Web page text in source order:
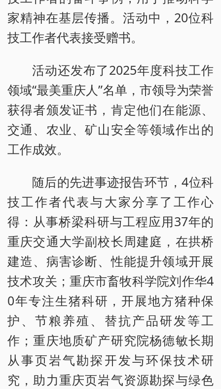
家精神在基层传播。活动中，20位科
技工作者代表接受赠书。
活动还发布了2025年度科技工作
领域“最美重庆人”名单，市领导为荣誉
获得者颁发证书，肯定他们在能源、
交通、农业、矿山安全等领域作出的
工作成效。
随后的先进事迹报告环节，4位科
技工作者代表与大家分享了工作心
得：从事桥梁科研与工程应用37年的
重庆交通大学副校长周建庭，在拱桥
建造、病害诊断、性能提升领域开展
技术攻关；重庆市畜牧科学院刘作华4
0年专注生猪科研，开展地方猪种保
护、节粮养殖、替抗产品研发等工
作；重庆地质矿产研究院杨德敏长期
从事页岩气勘探开发与环保技术研
究，助力重庆页岩气资源勘探与绿色